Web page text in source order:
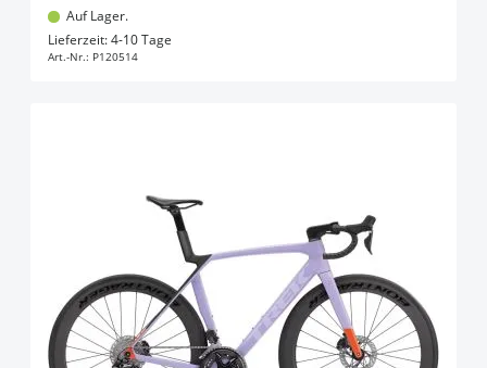
Auf Lager.
Lieferzeit: 4-10 Tage
Art.-Nr.: P120514